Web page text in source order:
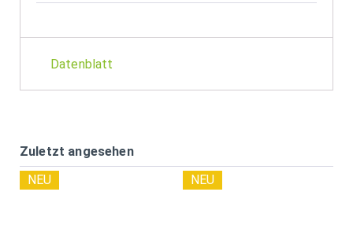
Datenblatt
Zuletzt angesehen
NEU NEU